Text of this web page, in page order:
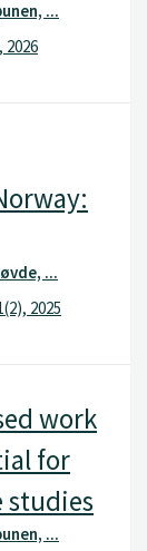
...
...
2025
work
for
studies
...